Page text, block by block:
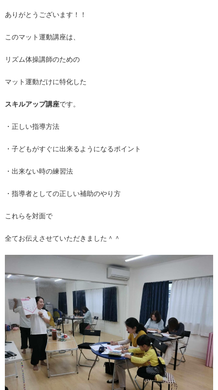
ありがとうございます！！
このマット運動講座は、
リズム体操講師のための
マット運動だけに特化した
スキルアップ講座です。
・正しい指導方法
・子どもがすぐに出来るようになるポイント
・出来ない時の練習法
・指導者としての正しい補助のやり方
これらを対面で
全てお伝えさせていただきました＾＾